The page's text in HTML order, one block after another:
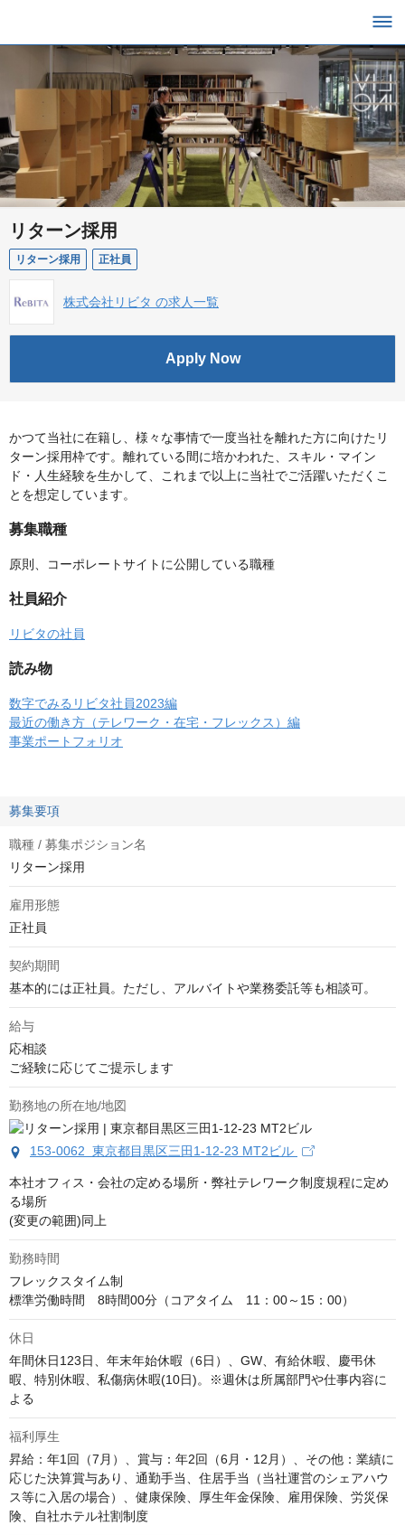
リターン採用
リターン採用 正社員
株式会社リビタ の求人一覧
Apply Now
かつて当社に在籍し、様々な事情で一度当社を離れた方に向けたリ
ターン採用枠です。離れている間に培かわれた、スキル・マイン
ド・人生経験を生かして、これまで以上に当社でご活躍いただくこ
とを想定しています。
募集職種
原則、コーポレートサイトに公開している職種
社員紹介
リビタの社員
読み物
数字でみるリビタ社員2023編
最近の働き方（テレワーク・在宅・フレックス）編
事業ポートフォリオ
募集要項
職種 / 募集ポジション名
リターン採用
雇用形態
正社員
契約期間
基本的には正社員。ただし、アルバイトや業務委託等も相談可。
給与
応相談
ご経験に応じてご提示します
勤務地の所在地/地図
153-0062 東京都目黒区三田1-12-23 MT2ビル
本社オフィス・会社の定める場所・弊社テレワーク制度規程に定め
る場所
(変更の範囲)同上
勤務時間
フレックスタイム制
標準労働時間　8時間00分（コアタイム　11：00～15：00）
休日
年間休日123日、年末年始休暇（6日）、GW、有給休暇、慶弔休
暇、特別休暇、私傷病休暇(10日)。※週休は所属部門や仕事内容に
よる
福利厚生
昇給：年1回（7月）、賞与：年2回（6月・12月）、その他：業績に
応じた決算賞与あり、通勤手当、住居手当（当社運営のシェアハウ
ス等に入居の場合）、健康保険、厚生年金保険、雇用保険、労災保
険、自社ホテル社割制度